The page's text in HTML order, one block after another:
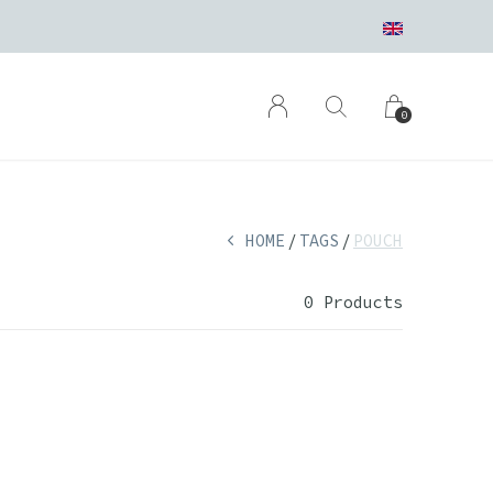
0
HOME TAGS POUCH
0 Products